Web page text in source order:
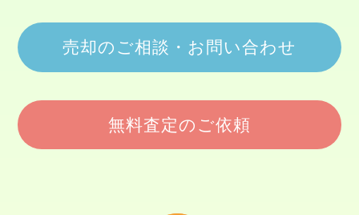
売却のご相談・お問い合わせ
無料査定のご依頼